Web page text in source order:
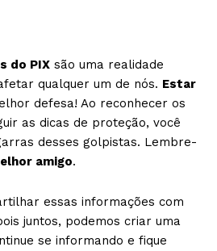
do PIX são uma realidade
qualquer um de nós. Estar
defesa! Ao reconhecer os
as dicas de proteção, você
desses golpistas. Lembre-
amigo.
essas informações com
juntos, podemos criar uma
se informando e fique